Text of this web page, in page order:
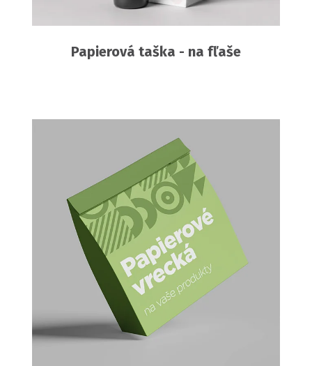
Papierová taška - na fľaše